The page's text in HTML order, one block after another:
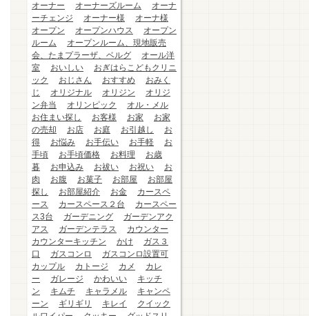
オーナー
オーナーズルーム
オーナ
ーチェンジ
オーナー様
オーナ様
オープン
オープンハウス
オープン
ルーム
オープンルーム、現地販売
会、たまプラーザ、ベルグ
オール洋
室
おいしい
おぎはらこどもクリニ
ック
おじさん おすすめ
おみく
じ
オリジナル オリジン
オリジ
ン弁当
オリンピック
オル・メル
お住まい探し
お客様 お家
お家
の売却
お店 お庭 お引越し
お
得
お悩み お手伝い お手軽
お
手頃
お手頃価格 お料理
お歳
暮
お申込み お祓い お祝い
お
肉
お腹 お菓子 お部屋
お部屋
探し
お部屋紹介 お金
カースペ
ース
カースペース２台
カースペー
ス3台
ガーデニング
ガーデンアク
アス
ガーデンテラス
カウンター
カウンターキッチン
かけ
ガス３
口
ガスコンロ
ガスコンロ設置可
カップル
カトージ カメ
カレ
ー
ガレージ かわいい
キッチ
ン
キムチ キャラメル
キャンペ
ーン
ギリギリ キレイ
クイック